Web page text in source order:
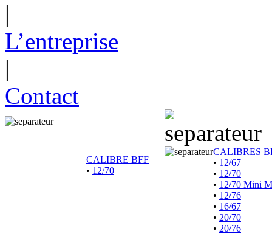
|
L’entreprise
|
Contact
CALIBRE BFF
• 12/70
CALIBRES
• 12/67
• 12/70
• 12/70 Mini
• 12/76
• 16/67
• 20/70
• 20/76